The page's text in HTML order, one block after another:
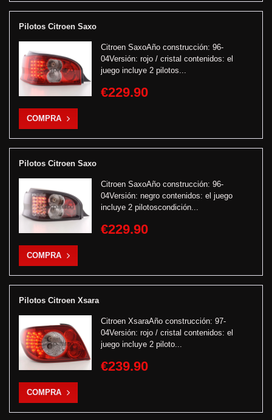
Pilotos Citroen Saxo
Citroen SaxoAño construcción: 96-
04Versión: rojo / cristal contenidos: el
juego incluye 2 pilotos...
€229.90
COMPRA
Pilotos Citroen Saxo
Citroen SaxoAño construcción: 96-
04Versión: negro contenidos: el juego
incluye 2 pilotoscondición...
€229.90
COMPRA
Pilotos Citroen Xsara
Citroen XsaraAño construcción: 97-
04Versión: rojo / cristal contenidos: el
juego incluye 2 piloto...
€239.90
COMPRA